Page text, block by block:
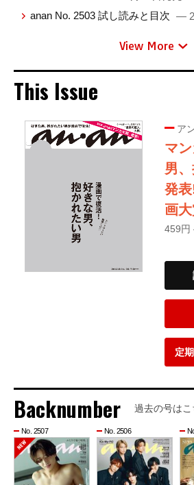
anan No. 2503 試し読みと目次 —
View More
This Issue
ア
マ
男
発
画
459円
定
Backnumber 過去の号はこ
No. 2507 No. 2506